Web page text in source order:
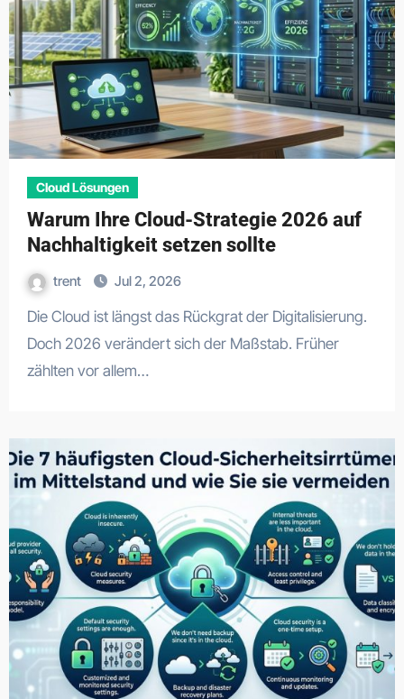
Cloud Lösungen
Warum Ihre Cloud-Strategie 2026 auf
Nachhaltigkeit setzen sollte
trent Jul 2, 2026
Die Cloud ist längst das Rückgrat der Digitalisierung.
Doch 2026 verändert sich der Maßstab. Früher
zählten vor allem…